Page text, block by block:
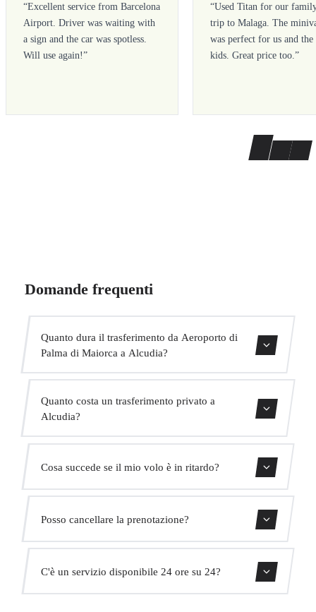
“Excellent service from Barcelona
Airport. Driver was waiting with
a sign and the car was spotless.
Will use again!”
“Used Titan for our
trip to Malaga. The
was perfect for us and the
kids. Great price too.”
Domande frequenti
Quanto dura il trasferimento da Aeroporto di
Palma di Maiorca a Alcudia?
Quanto costa un trasferimento privato a
Alcudia?
prezzo fisso immediato. Senza costi nascosti.
Cosa succede se il mio volo è in ritardo?
adatterà automaticamente l'orario di ritiro senza costi
aggiuntivi.
Posso cancellare la prenotazione?
Sì, puoi cancellare gratuitamente fino a 24 ore prima del
ritiro.
C'è un servizio disponibile 24 ore su 24?